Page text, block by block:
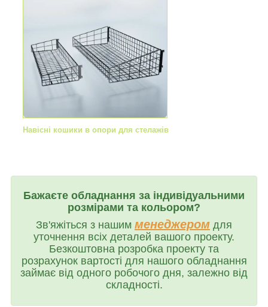
Навісні кошики в опори для стелажів
Бажаєте обладнання за індивідуальними
розмірами та кольором?
Зв'яжіться з нашим менеджером для
уточнення всіх деталей вашого проекту.
Безкоштовна розробка проекту та
розрахунок вартості для нашого обладнання
займає від одного робочого дня, залежно від
складності.